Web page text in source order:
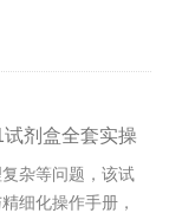
剂盒全套实操
杂等问题，该试
细化操作手册，